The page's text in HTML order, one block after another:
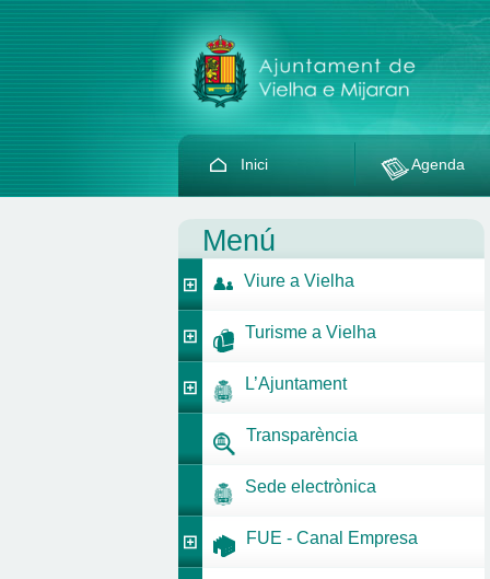
Inici Agenda
Menú
Viure a Vielha
Turisme a Vielha
L’Ajuntament
Transparència
Sede electrònica
FUE - Canal Empresa